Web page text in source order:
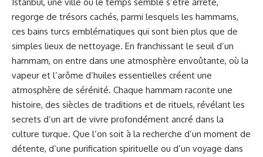
regorge de trésors cachés, parmi lesquels les hammams,
ces bains turcs emblématiques qui sont bien plus que de
simples lieux de nettoyage. En franchissant le seuil d’un
hammam, on entre dans une atmosphère envoûtante, où la
vapeur et l’arôme d’huiles essentielles créent une
atmosphère de sérénité. Chaque hammam raconte une
histoire, des siècles de traditions et de rituels, révélant les
secrets d’un art de vivre profondément ancré dans la
culture turque. Que l’on soit à la recherche d’un moment de
détente, d’une purification spirituelle ou d’un voyage dans